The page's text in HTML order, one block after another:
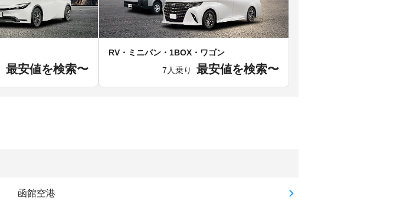
最安値を検索〜
RV・ミニバン・1BOX・ワゴン
7人乗り
最安値を検索〜
函館空港